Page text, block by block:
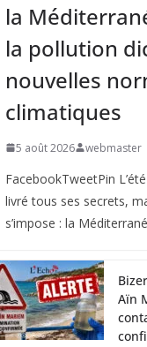
la
la pollution
nouvelles
climatiques
5 août 2026 webmaster
FacebookTweetPin
livré tous ses secrets,
s’impose : la
Aïn